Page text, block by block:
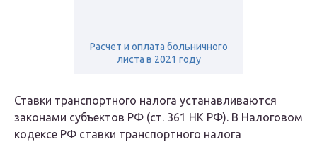
Расчет и оплата больничного
листа в 2021 году
Ставки транспортного налога устанавливаются
законами субъектов РФ (ст. 361 НК РФ). В Налоговом
кодексе РФ ставки транспортного налога